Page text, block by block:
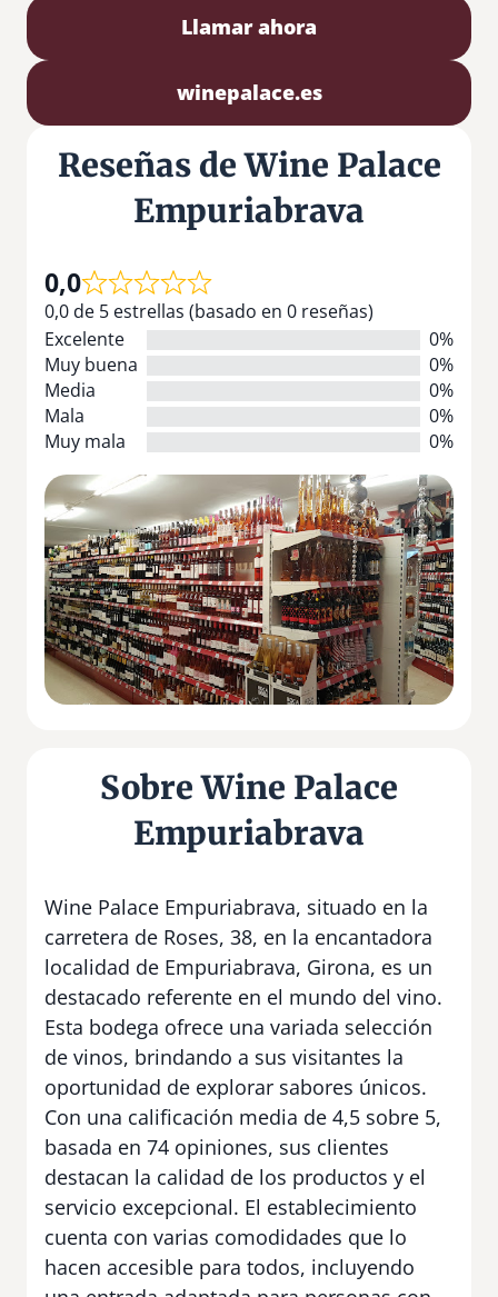
Llamar ahora
winepalace.es
Reseñas de Wine Palace
Empuriabrava
0,0
0,0 de 5 estrellas (basado en 0 reseñas)
Excelente
0%
Muy buena
0%
Media
0%
Mala
0%
Muy mala
0%
Sobre Wine Palace
Empuriabrava
Wine Palace Empuriabrava, situado en la
carretera de Roses, 38, en la encantadora
localidad de Empuriabrava, Girona, es un
destacado referente en el mundo del vino.
Esta bodega ofrece una variada selección
de vinos, brindando a sus visitantes la
oportunidad de explorar sabores únicos.
Con una calificación media de 4,5 sobre 5,
basada en 74 opiniones, sus clientes
destacan la calidad de los productos y el
servicio excepcional. El establecimiento
cuenta con varias comodidades que lo
hacen accesible para todos, incluyendo